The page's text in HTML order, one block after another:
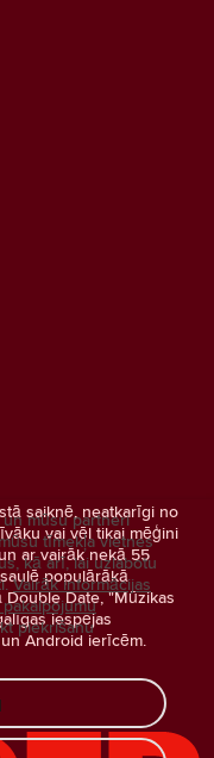
saiknē, neatkarīgi no
vai vēl tikai mēģini
ar vairāk nekā 55
populārākā
Date, "Mūzikas
iespējas
Android ierīcēm.
mūsu partneri
tīmekļa vietnes
kā arī, lai uzlabotu
Vairāk informācijas
piekrišanu